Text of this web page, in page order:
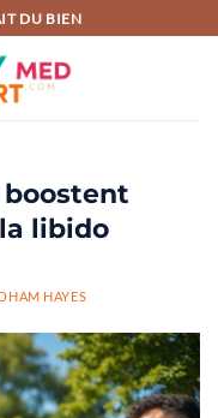
DU BIEN
libido
HAYES